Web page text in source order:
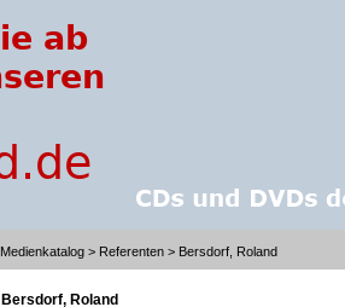
Medienkatalog > Referenten > Bersdorf, Roland
Bersdorf, Roland